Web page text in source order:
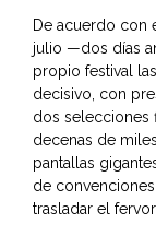
De acuerdo con
julio —dos días
propio festival
decisivo, con
dos selecciones
decenas de
pantallas
de
trasladar el